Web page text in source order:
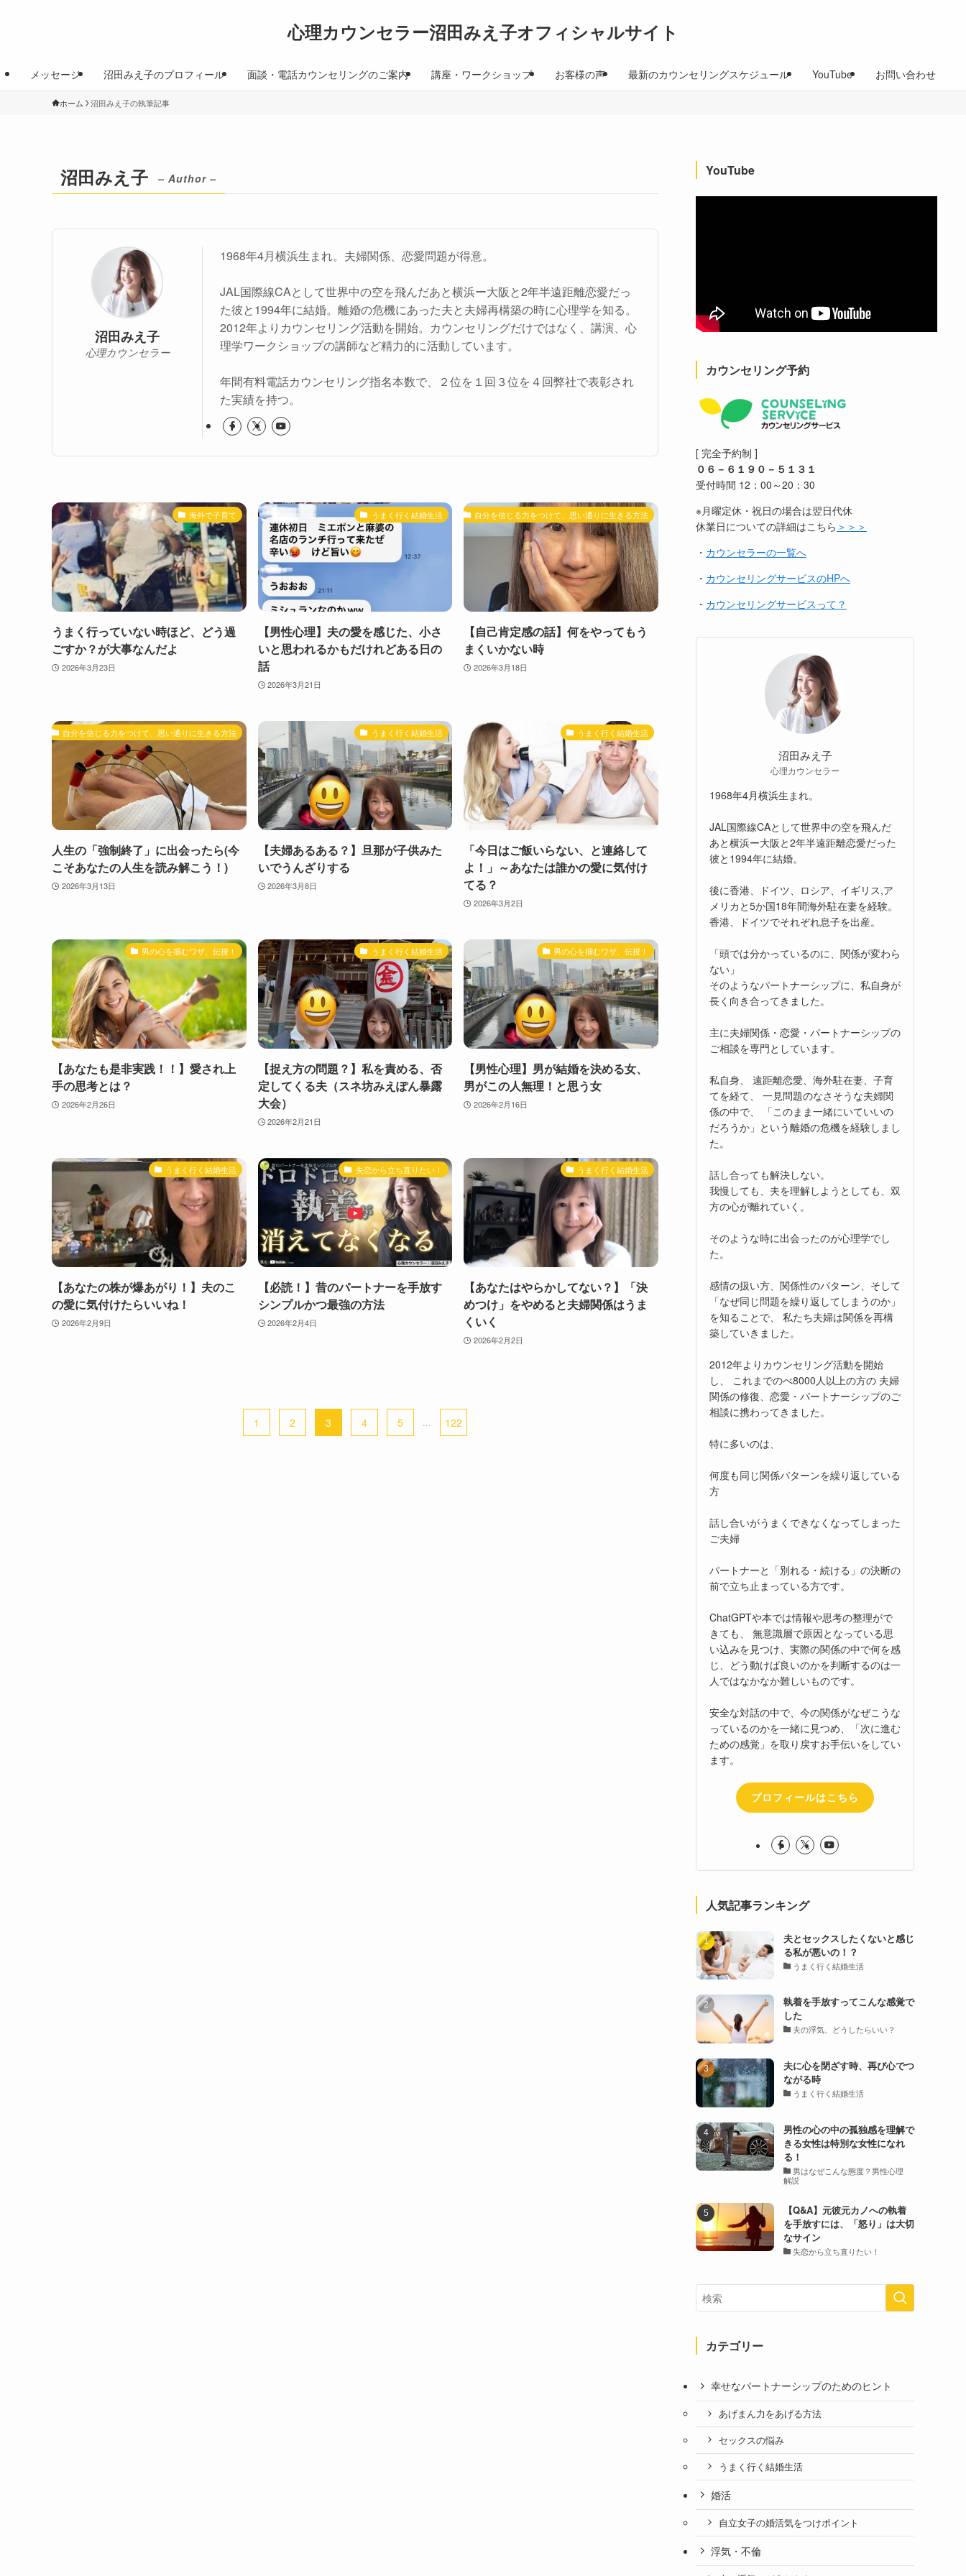
心理カウンセラー沼田みえ子オフィシャルサイト
メッセージ 沼田みえ子のプロフィール 面談・電話カウンセリングのご案内 講座・ワークショップ お客様の声 最新のカウンセリングスケジュール YouTube お問い合わせ
ホーム 沼田みえ子の執筆記事
沼田みえ子 – Author –
沼田みえ子
心理カウンセラー
1968年4月横浜生まれ。夫婦関係、恋愛問題が得意。
JAL国際線CAとして世界中の空を飛んだあと横浜ー大阪と2年半遠距離恋愛だっ
た彼と1994年に結婚。離婚の危機にあった夫と夫婦再構築の時に心理学を知る。
2012年よりカウンセリング活動を開始。カウンセリングだけではなく、講演、心
理学ワークショップの講師など精力的に活動しています。
年間有料電話カウンセリング指名本数で、２位を１回３位を４回弊社で表彰され
た実績を持つ。
海外で子育て
うまく行っていない時ほど、どう過
ごすか？が大事なんだよ
2026年3月23日
うまく行く結婚生活
【男性心理】夫の愛を感じた、小さ
いと思われるかもだけれどある日の
話
2026年3月21日
自分を信じる力をつけて、思い通りに生きる方法
【自己肯定感の話】何をやってもう
まくいかない時
2026年3月18日
自分を信じる力をつけて、思い通りに生きる方法
人生の「強制終了」に出会ったら(今
こそあなたの人生を読み解こう！)
2026年3月13日
うまく行く結婚生活
【夫婦あるある？】旦那が子供みた
いでうんざりする
2026年3月8日
うまく行く結婚生活
「今日はご飯いらない、と連絡して
よ！」～あなたは誰かの愛に気付け
てる？
2026年3月2日
男の心を掴むワザ、伝授！
【あなたも是非実践！！】愛され上
手の思考とは？
2026年2月26日
うまく行く結婚生活
【捉え方の問題？】私を責める、否
定してくる夫（スネ坊みえぽん暴露
大会）
2026年2月21日
男の心を掴むワザ、伝授！
【男性心理】男が結婚を決める女、
男がこの人無理！と思う女
2026年2月16日
うまく行く結婚生活
【あなたの株が爆あがり！】夫のこ
の愛に気付けたらいいね！
2026年2月9日
失恋から立ち直りたい！
【必読！】昔のパートナーを手放す
シンプルかつ最強の方法
2026年2月4日
うまく行く結婚生活
【あなたはやらかしてない？】「決
めつけ」をやめると夫婦関係はうま
くいく
2026年2月2日
1 2 3 4 5 ... 122
YouTube
カウンセリング予約
[ 完全予約制 ]
０６－６１９０－５１３１
受付時間 12：00～20：30
※月曜定休・祝日の場合は翌日代休
休業日についての詳細はこちら ＞＞＞
・ カウンセラーの一覧へ
・ カウンセリングサービスのHPへ
・ カウンセリングサービスって？
沼田みえ子
心理カウンセラー
1968年4月横浜生まれ。
JAL国際線CAとして世界中の空を飛んだ
あと横浜ー大阪と2年半遠距離恋愛だった
彼と1994年に結婚。
後に香港、ドイツ、ロシア、イギリス,ア
メリカと5か国18年間海外駐在妻を経験。
香港、ドイツでそれぞれ息子を出産。
「頭では分かっているのに、関係が変わら
ない」
そのようなパートナーシップに、私自身が
長く向き合ってきました。
主に夫婦関係・恋愛・パートナーシップの
ご相談を専門としています。
私自身、 遠距離恋愛、海外駐在妻、子育
てを経て、 一見問題のなさそうな夫婦関
係の中で、 「このまま一緒にいていいの
だろうか」という離婚の危機を経験しまし
た。
話し合っても解決しない。
我慢しても、夫を理解しようとしても、双
方の心が離れていく。
そのような時に出会ったのが心理学でし
た。
感情の扱い方、関係性のパターン、そして
「なぜ同じ問題を繰り返してしまうのか」
を知ることで、 私たち夫婦は関係を再構
築していきました。
2012年よりカウンセリング活動を開始
し、 これまでのべ8000人以上の方の 夫婦
関係の修復、恋愛・パートナーシップのご
相談に携わってきました。
特に多いのは、
何度も同じ関係パターンを繰り返している
方
話し合いがうまくできなくなってしまった
ご夫婦
パートナーと「別れる・続ける」の決断の
前で立ち止まっている方です。
ChatGPTや本では情報や思考の整理がで
きても、 無意識層で原因となっている思
い込みを見つけ、実際の関係の中で何を感
じ、どう動けば良いのかを判断するのは一
人ではなかなか難しいものです。
安全な対話の中で、今の関係がなぜこうな
っているのかを一緒に見つめ、「次に進む
ための感覚」を取り戻すお手伝いをしてい
ます。
プロフィールはこちら
人気記事ランキング
夫とセックスしたくないと感じ
る私が悪いの！？
うまく行く結婚生活
執着を手放すってこんな感覚で
した
夫の浮気、どうしたらいい？
夫に心を閉ざす時、再び心でつ
ながる時
うまく行く結婚生活
男性の心の中の孤独感を理解で
きる女性は特別な女性になれ
る！
男はなぜこんな態度？男性心理
解説
【Q&A】元彼元カノへの執着
を手放すには、「怒り」は大切
なサイン
失恋から立ち直りたい！
カテゴリー
幸せなパートナーシップのためのヒント
あげまん力をあげる方法
セックスの悩み
うまく行く結婚生活
婚活
自立女子の婚活気をつけポイント
浮気・不倫